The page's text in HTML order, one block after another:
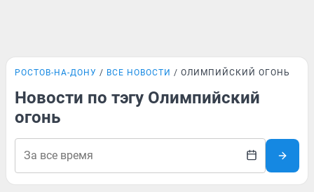
РОСТОВ-НА-ДОНУ ВСЕ НОВОСТИ ОЛИМПИЙСКИЙ ОГОНЬ
Новости по тэгу Олимпийский
огонь